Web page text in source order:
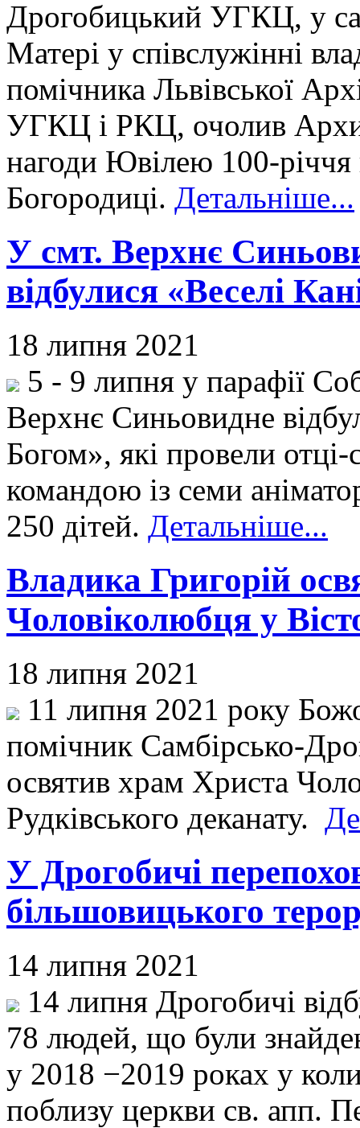
Дрогобицький УГКЦ, у
Матері у співслужінні
помічника Львівської
УГКЦ і РКЦ, очолив
нагоди Ювілею 100-річчя
Богородиці. Детальніше...
У смт. Верхнє
відбулися «Веселі
18 липня 2021
5 - 9 липня у парафії
Верхнє Синьовидне
Богом», які провели
командою із семи
250 дітей. Детальніше...
Владика Григорій
Чоловіколюбця у
18 липня 2021
11 липня 2021 року
помічник Самбірсько-
освятив храм Христа
Рудківського деканату.
У Дрогобичі
більшовицького
14 липня 2021
14 липня Дрогобичі
78 людей, що були
у 2018 −2019 роках у
поблизу церкви св. апп.